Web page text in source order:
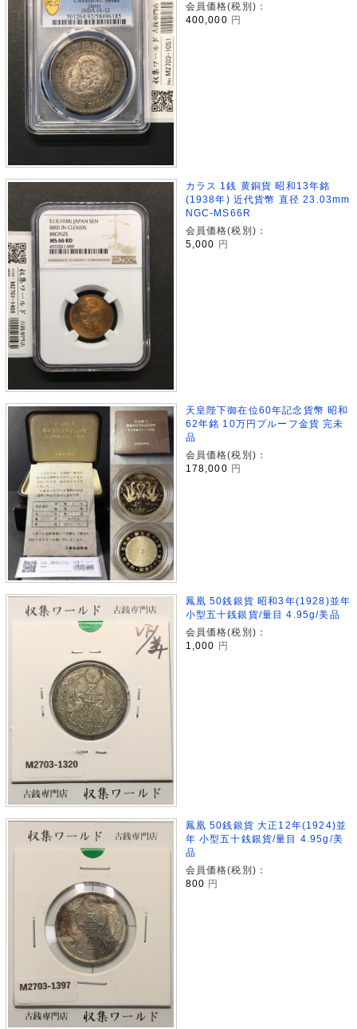
会員価格(税別)：
400,000 円
カラス 1銭 黄銅貨 昭和13年銘
(1938年) 近代貨幣 直径 23.03mm
NGC-MS66R
会員価格(税別)：
5,000
円
天皇陛下御在位60年記念貨幣 昭和
62年銘 10万円プルーフ金貨 完未
品
会員価格(税別)：
178,000 円
鳳凰 50銭銀貨 昭和3年(1928)並年
小型五十銭銀貨/量目 4.95g/美品
会員価格(税別)：
1,000 円
鳳凰 50銭銀貨 大正12年(1924)並
年 小型五十銭銀貨/量目 4.95g/美
品
会員価格(税別)：
800 円